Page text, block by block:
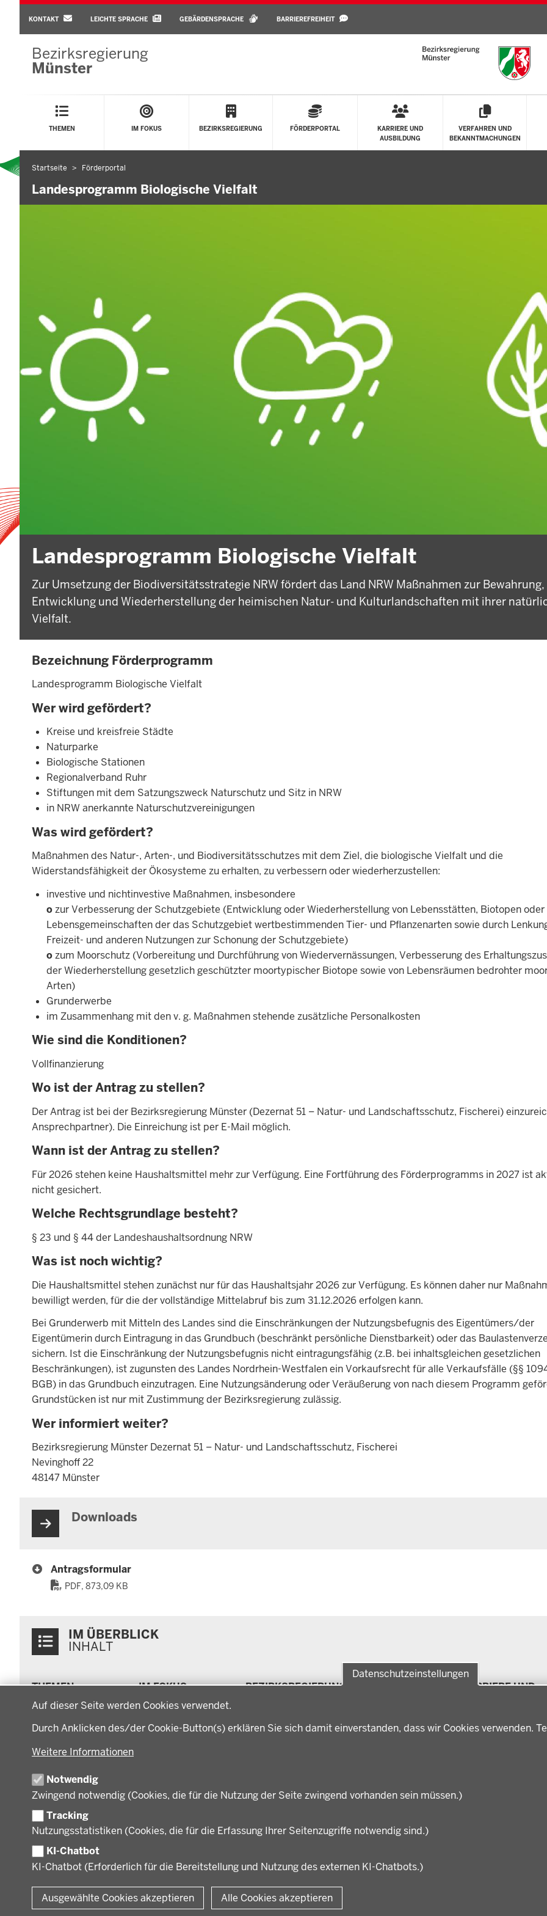
Datenschutzeinstellungen
Auf dieser Seite werden Cookies verwendet.
Durch Anklicken des/der Cookie-Button(s) erklären Sie sich damit einverstanden, dass wir Cookies verwenden.
Weitere Informationen
Notwendig
Zwingend notwendig (Cookies, die für die Nutzung der Seite zwingend vorhanden sein müssen.)
Tracking
Nutzungsstatistiken (Cookies, die für die Erfassung Ihrer Seitenzugriffe notwendig sind.)
KI-Chatbot
KI-Chatbot (Erforderlich für die Bereitstellung und Nutzung des externen KI-Chatbots.)
Ausgewählte Cookies akzeptieren Alle Cookies akzeptieren
SPRACHEN
KONTAKT LEICHTE SPRACHE GEBÄRDENSPRACHE BARRIEREFREIHEIT
Bezirksregierung
Münster
THEMEN IM FOKUS BEZIRKSREGIERUNG FÖRDERPORTAL
KARRIERE UND
AUSBILDUNG
VERFAHREN UND
BEKANNTMACHUNGEN
Sie
befinden
Startseite Förderportal
Landesprogramm Biologische Vielfalt
Landesprogramm Biologische Vielfalt
Zur Umsetzung der Biodiversitätsstrategie NRW fördert das Land NRW Maßnahmen zur Bewahrung,
Entwicklung und Wiederherstellung der heimischen Natur- und Kulturlandschaften mit ihrer
Vielfalt.
Bezeichnung Förderprogramm
Landesprogramm Biologische Vielfalt
Wer wird gefördert?
Kreise und kreisfreie Städte
Naturparke
Biologische Stationen
Regionalverband Ruhr
Stiftungen mit dem Satzungszweck Naturschutz und Sitz in NRW
in NRW anerkannte Naturschutzvereinigungen
Was wird gefördert?
Maßnahmen des Natur-, Arten-, und Biodiversitätsschutzes mit dem Ziel, die biologische Vielfalt und die
Widerstandsfähigkeit der Ökosysteme zu erhalten, zu verbessern oder wiederherzustellen:
investive und nichtinvestive Maßnahmen, insbesondere
ozur Verbesserung der Schutzgebiete (Entwicklung oder Wiederherstellung von Lebensstätten, Biotopen oder
Lebensgemeinschaften der das Schutzgebiet wertbestimmenden Tier- und Pflanzenarten sowie durch
Freizeit- und anderen Nutzungen zur Schonung der Schutzgebiete)
ozum Moorschutz (Vorbereitung und Durchführung von Wiedervernässungen, Verbesserung des
der Wiederherstellung gesetzlich geschützter moortypischer Biotope sowie von Lebensräumen bedrohter
Arten)
Grunderwerbe
im Zusammenhang mit den v. g. Maßnahmen stehende zusätzliche Personalkosten
Wie sind die Konditionen?
Vollfinanzierung
Wo ist der Antrag zu stellen?
Der Antrag ist bei der Bezirksregierung Münster (Dezernat 51 – Natur- und Landschaftsschutz, Fischerei)
Ansprechpartner). Die Einreichung ist per E-Mail möglich.
Wann ist der Antrag zu stellen?
Für 2026 stehen keine Haushaltsmittel mehr zur Verfügung. Eine Fortführung des Förderprogramms in 2027 ist
nicht gesichert.
Welche Rechtsgrundlage besteht?
§ 23 und § 44 der Landeshaushaltsordnung NRW
Was ist noch wichtig?
Die Haushaltsmittel stehen zunächst nur für das Haushaltsjahr 2026 zur Verfügung. Es können daher nur
bewilligt werden, für die der vollständige Mittelabruf bis zum 31.12.2026 erfolgen kann.
Bei Grunderwerb mit Mitteln des Landes sind die Einschränkungen der Nutzungsbefugnis des Eigentümers/der
Eigentümerin durch Eintragung in das Grundbuch (beschränkt persönliche Dienstbarkeit) oder das
sichern. Ist die Einschränkung der Nutzungsbefugnis nicht eintragungsfähig (z.B. bei inhaltsgleichen gesetzlichen
Beschränkungen), ist zugunsten des Landes Nordrhein-Westfalen ein Vorkaufsrecht für alle Verkaufsfälle (§§
BGB) in das Grundbuch einzutragen. Eine Nutzungsänderung oder Veräußerung von nach diesem Programm
Grundstücken ist nur mit Zustimmung der Bezirksregierung zulässig.
Wer informiert weiter?
Bezirksregierung Münster Dezernat 51 – Natur- und Landschaftsschutz, Fischerei
Nevinghoff 22
48147 Münster
Downloads
Antragsformular
PDF, 873,09 KB
Inhalte
IM ÜBERBLICK
INHALT
in
der
THEMEN
Arbeitsschutz, Ordnung
und Sicherheit
Bauen, Planen und
Bildung, Schule und
Sport
Gesundheit und Soziales
Regionalplanung und
Regionalrat
Umwelt und Natur
Wirtschaft, Kultur und
Kommunales
IM FOKUS
Energiewende AG
Region
BEZIRKSREGIERUNG
Münster
KARRIERE UND
Ausbildung